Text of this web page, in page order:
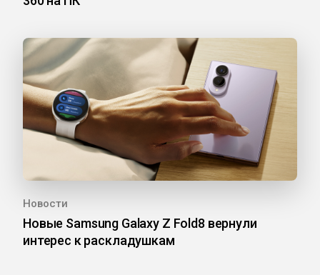
Новости
Новые Samsung Galaxy Z Fold8 вернули
интерес к раскладушкам